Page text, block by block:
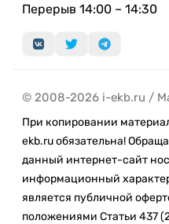
Перерыв 14:00 – 14:30
© 2008-2026 i-ekb.ru /
При копировании
ekb.ru обязательна!
данный интернет-сайт
информационный
является публичной
положениями Статьи 437